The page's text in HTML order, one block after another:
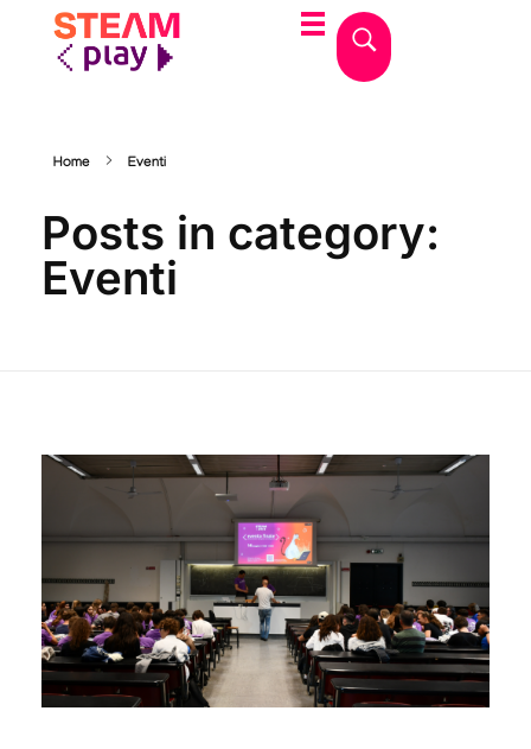
Home Eventi
Posts in category:
Eventi